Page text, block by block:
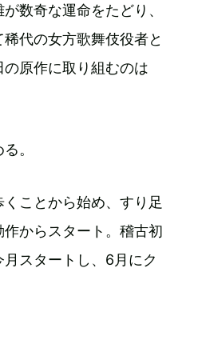
数奇な運命をたどり、
代の女方歌舞伎役者と
原作に取り組むのは
。
ことから始め、すり足
からスタート。稽古初
スタートし、6月にク